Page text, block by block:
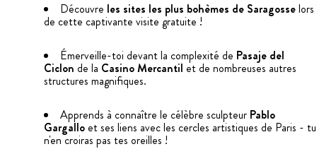
Découvre les sites les plus bohèmes de Saragosselors
de cette captivante visite gratuite !
Émerveille-toi devant la complexité de Pasaje del
Ciclon de la Casino Mercantil et de nombreuses autres
structures magnifiques.
Apprends à connaître le célèbre sculpteur Pablo
Gargalloet ses liens avec les cercles artistiques de Paris - tu
n'en croiras pas tes oreilles !